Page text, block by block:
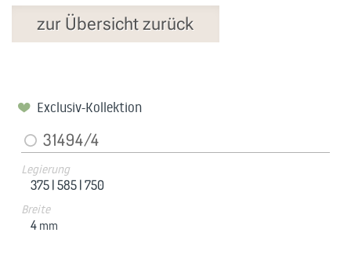
zur Übersicht zurück
Exclusiv-Kollektion
31494/4
Legierung
375 |585 |750
Breite
4 mm